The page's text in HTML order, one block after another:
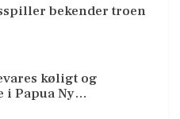
bekender troen
køligt og
i Papua Ny…